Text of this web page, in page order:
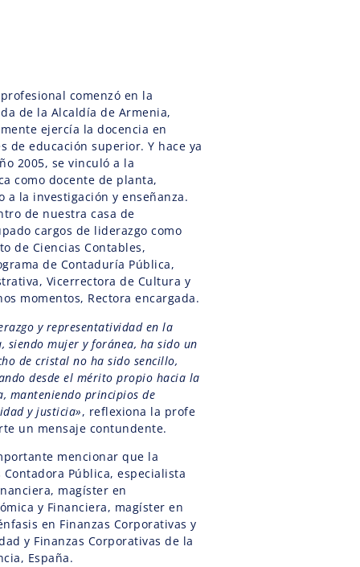
comenzó en la
de la Alcaldía de Armenia,
ejercía la docencia en
de educación superior. Y hace ya
2005, se vinculó a la
como docente de planta,
a la investigación y enseñanza.
de nuestra casa de
cargos de liderazgo como
de Ciencias Contables,
de Contaduría Pública,
Vicerrectora de Cultura y
momentos, Rectora encargada.
y representatividad en la
siendo mujer y foránea, ha sido un
de cristal no ha sido sencillo,
desde el mérito propio hacia la
manteniendo principios de
y justicia», reflexiona la profe
un mensaje contundente.
mencionar que la
Pública, especialista
magíster en
y Financiera, magíster en
en Finanzas Corporativas y
y Finanzas Corporativas de la
España.